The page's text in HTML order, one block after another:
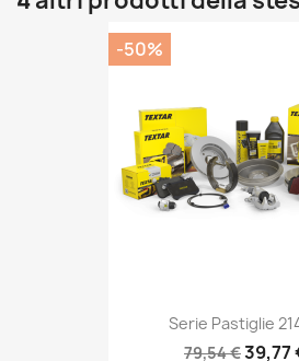
Serie Pastiglie
79,54 €39,77
-50%